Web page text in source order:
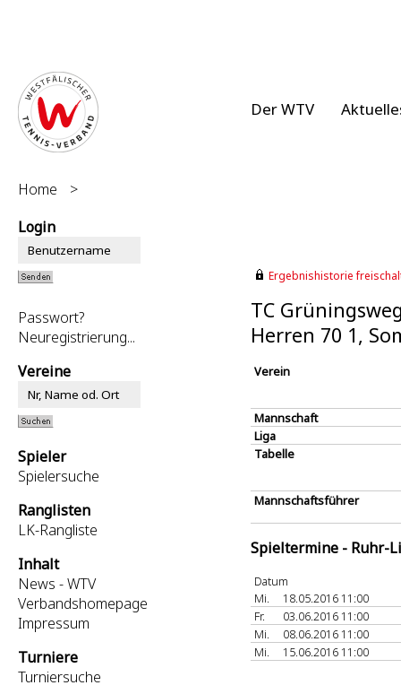
Der WTV
Home
>
Login
Passwort?
Neuregistrierung...
Vereine
Spieler
Spielersuche
Ranglisten
LK-Rangliste
Inhalt
News - WTV
Verbandshomepage
Impressum
Turniere
Turniersuche
Ergebnishistorie
TC
Herren 70 1,
Verein
Mannschaft
Liga
Tabelle
Mannschaftsführer
Spieltermine - Ruhr-
Datum
Mi.
18.05.2016 11:00
Fr.
03.06.2016 11:00
Mi.
08.06.2016 11:00
Mi.
15.06.2016 11:00